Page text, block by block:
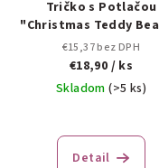
Tričko s Potlačou
"Christmas Teddy
Lawli
€15,37 bez DPH
€18,90 / ks
Skladom(>5 ks)
Detail